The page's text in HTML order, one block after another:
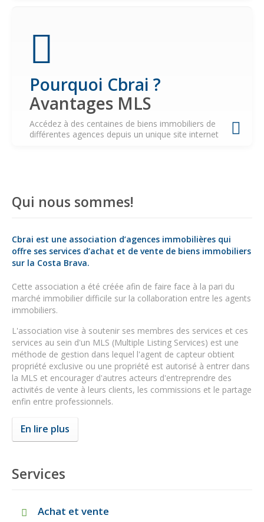
Pourquoi Cbrai ?
Avantages MLS
Accédez à des centaines de biens immobiliers de
différentes agences depuis un unique site internet
Qui nous sommes!
Cbrai est une association d’agences immobilières qui
offre ses services d’achat et de vente de biens immobiliers
sur la Costa Brava.
Cette association a été créée afin de faire face à la pari du
marché immobilier difficile sur la collaboration entre les agents
immobiliers.
L'association vise à soutenir ses membres des services et ces
services au sein d'un MLS (Multiple Listing Services) est une
méthode de gestion dans lequel l'agent de capteur obtient
propriété exclusive ou une propriété est autorisé à entrer dans
la MLS et encourager d'autres acteurs d'entreprendre des
activités de vente à leurs clients, les commissions et le partage
enfin entre professionnels.
En lire plus
Services
Achat et vente